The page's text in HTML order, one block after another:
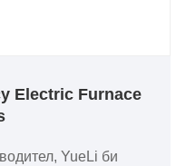
Electric Furnace
YueLi би